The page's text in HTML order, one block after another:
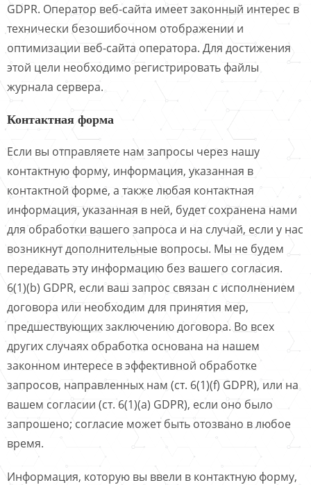
GDPR. Оператор веб-сайта имеет законный интерес в
технически безошибочном отображении и
оптимизации веб-сайта оператора. Для достижения
этой цели необходимо регистрировать файлы
журнала сервера.
Контактная форма
Если вы отправляете нам запросы через нашу
контактную форму, информация, указанная в
контактной форме, а также любая контактная
информация, указанная в ней, будет сохранена нами
для обработки вашего запроса и на случай, если у нас
возникнут дополнительные вопросы. Мы не будем
передавать эту информацию без вашего согласия.
6(1)(b) GDPR, если ваш запрос связан с исполнением
договора или необходим для принятия мер,
предшествующих заключению договора. Во всех
других случаях обработка основана на нашем
законном интересе в эффективной обработке
запросов, направленных нам (ст. 6(1)(f) GDPR), или на
вашем согласии (ст. 6(1)(a) GDPR), если оно было
запрошено; согласие может быть отозвано в любое
время.
Информация, которую вы ввели в контактную форму,